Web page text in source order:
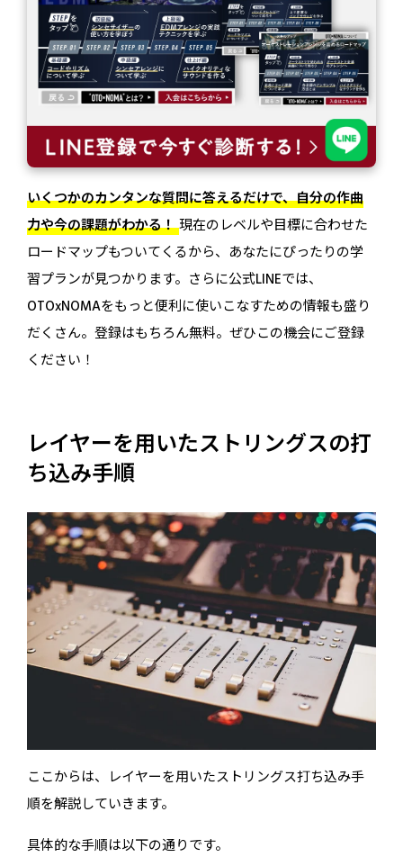
いくつかのカンタンな質問に答えるだけで、自分の作曲
力や今の課題がわかる！現在のレベルや目標に合わせた
ロードマップもついてくるから、あなたにぴったりの学
習プランが見つかります。さらに公式LINEでは、
OTOxNOMAをもっと便利に使いこなすための情報も盛り
だくさん。登録はもちろん無料。ぜひこの機会にご登録
ください！
レイヤーを用いたストリングスの打
ち込み手順
ここからは、レイヤーを用いたストリングス打ち込み手
順を解説していきます。
具体的な手順は以下の通りです。